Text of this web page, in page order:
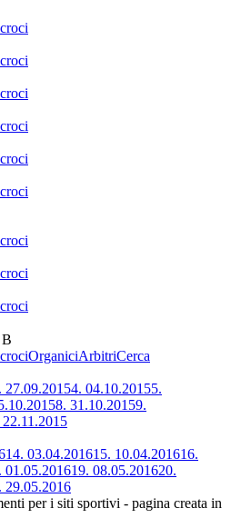
OrganiciArbitriCerca
27.09.20154. 04.10.20155.
8. 31.10.20159.
22.11.2015
14. 03.04.201615. 10.04.201616.
01.05.201619. 08.05.201620.
29.05.2016
per i siti sportivi - pagina creata in